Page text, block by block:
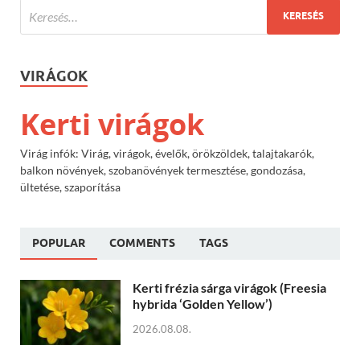
VIRÁGOK
Kerti virágok
Virág infók: Virág, virágok, évelők, örökzöldek, talajtakarók,
balkon növények, szobanövények termesztése, gondozása,
ültetése, szaporítása
POPULAR COMMENTS TAGS
Kerti frézia sárga virágok (Freesia
hybrida ‘Golden Yellow’)
2026.08.08.